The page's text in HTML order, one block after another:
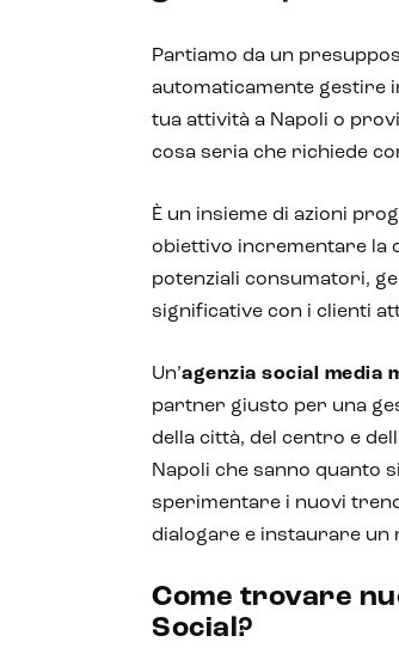
Partiamo da un
automaticamente gestire
tua attività a Napoli o
cosa seria che richiede
È un insieme di azioni
obiettivo incrementare la
potenziali consumatori,
significative con i clienti
Un’agenzia social media
partner giusto per una
della città, del centro e
Napoli che sanno quanto
sperimentare i nuovi
dialogare e instaurare
Come trovare
Social?